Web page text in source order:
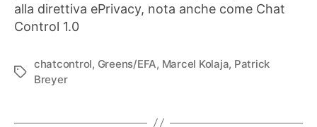
alla direttiva ePrivacy, nota anche come Chat
Control 1.0
Tag
chatcontrol, Greens/EFA, Marcel Kolaja, Patrick
Breyer